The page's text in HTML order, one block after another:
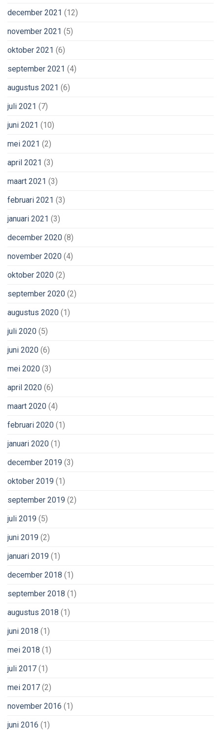
december 2021 (12)
november 2021 (5)
oktober 2021 (6)
september 2021 (4)
augustus 2021 (6)
juli 2021 (7)
juni 2021 (10)
mei 2021 (2)
april 2021 (3)
maart 2021 (3)
februari 2021 (3)
januari 2021 (3)
december 2020 (8)
november 2020 (4)
oktober 2020 (2)
september 2020 (2)
augustus 2020 (1)
juli 2020 (5)
juni 2020 (6)
mei 2020 (3)
april 2020 (6)
maart 2020 (4)
februari 2020 (1)
januari 2020 (1)
december 2019 (3)
oktober 2019 (1)
september 2019 (2)
juli 2019 (5)
juni 2019 (2)
januari 2019 (1)
december 2018 (1)
september 2018 (1)
augustus 2018 (1)
juni 2018 (1)
mei 2018 (1)
juli 2017 (1)
mei 2017 (2)
november 2016 (1)
juni 2016 (1)